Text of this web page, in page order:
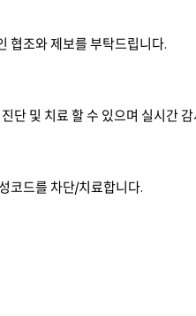
협조와 제보를 부탁드립니다.
단 및 치료 할 수 있으며 실시간
코드를 차단/치료합니다.